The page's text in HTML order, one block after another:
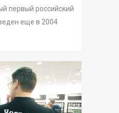
первый российский
еще в 2004